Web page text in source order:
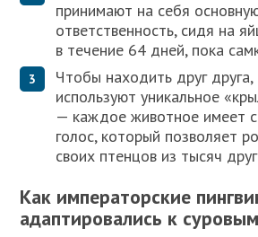
принимают на себя
ответственность, сидя на
в течение 64 дней, пока
Чтобы находить друг друга,
используют уникальное
— каждое животное имеет
голос, который позволяет
своих птенцов из тысяч
Как императорские
адаптировались к